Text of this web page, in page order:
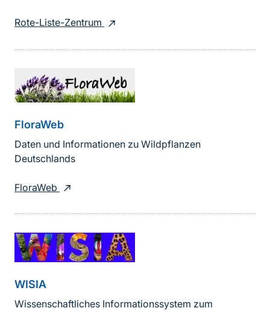
Rote-Liste-Zentrum
FloraWeb
Daten und Informationen zu Wildpflanzen
Deutschlands
FloraWeb
WISIA
Wissenschaftliches Informationssystem zum